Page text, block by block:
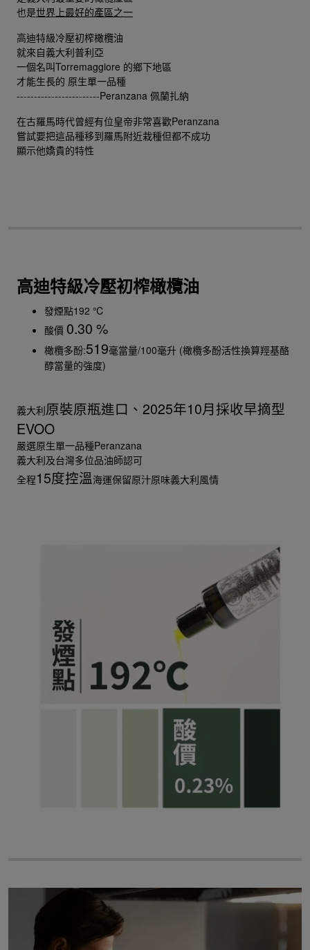
也是世界上最好的產區之一
高迪特級冷壓初榨橄欖油
就來自義大利普利亞
一個名叫Torremaggiore 的鄉下地區
才能生長的 原生單一品種
------------------------Peranzana 佩蘭扎納
在古羅馬時代曾經有位皇帝非常喜歡Peranzana
嘗試要把這品種移到羅馬附近栽種但都不成功
顯示他嬌貴的特性
高迪特級冷壓初榨橄欖油
發煙點192 ℃
酸價 0.30 %
橄欖多酚:519毫當量/100毫升 (橄欖多酚活性換算羥基酪
醇當量的強度)
義大利原裝原瓶進口、2025年10月採收早摘型
EVOO
嚴選原生單一品種Peranzana
義大利及台灣多位品油師認可
全程15度控溫海運保留原汁原味義大利風情